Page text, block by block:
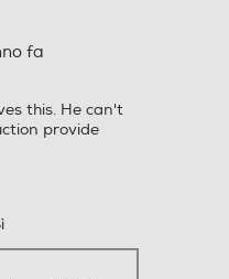
fa
this. He can't
provide